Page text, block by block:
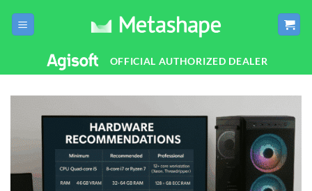
OFFICIAL AUTHORIZED DEALER